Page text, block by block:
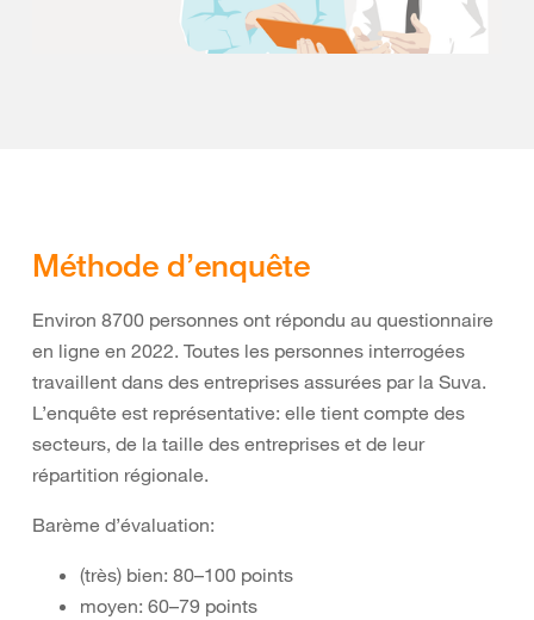
Méthode d’enquête
Environ 8700 personnes ont répondu au questionnaire
en ligne en 2022. Toutes les personnes interrogées
travaillent dans des entreprises assurées par la Suva.
L’enquête est représentative: elle tient compte des
secteurs, de la taille des entreprises et de leur
répartition régionale.
Barème d’évaluation:
(très) bien: 80–100 points
moyen: 60–79 points